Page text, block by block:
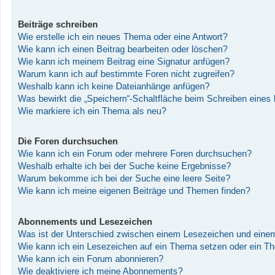
Beiträge schreiben
Wie erstelle ich ein neues Thema oder eine Antwort?
Wie kann ich einen Beitrag bearbeiten oder löschen?
Wie kann ich meinem Beitrag eine Signatur anfügen?
Warum kann ich auf bestimmte Foren nicht zugreifen?
Weshalb kann ich keine Dateianhänge anfügen?
Was bewirkt die „Speichern“-Schaltfläche beim Schreiben eines
Wie markiere ich ein Thema als neu?
Die Foren durchsuchen
Wie kann ich ein Forum oder mehrere Foren durchsuchen?
Weshalb erhalte ich bei der Suche keine Ergebnisse?
Warum bekomme ich bei der Suche eine leere Seite?
Wie kann ich meine eigenen Beiträge und Themen finden?
Abonnements und Lesezeichen
Was ist der Unterschied zwischen einem Lesezeichen und
Wie kann ich ein Lesezeichen auf ein Thema setzen oder ein
Wie kann ich ein Forum abonnieren?
Wie deaktiviere ich meine Abonnements?